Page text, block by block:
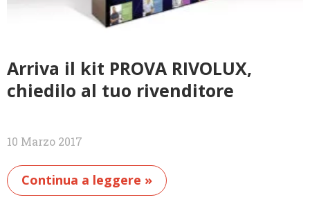
Arriva il kit PROVA RIVOLUX,
chiedilo al tuo rivenditore
10 Marzo 2017
Continua a leggere »